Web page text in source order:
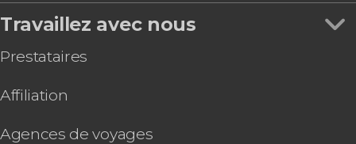
Travaillez avec nous
Prestataires
Affiliation
Agences de voyages